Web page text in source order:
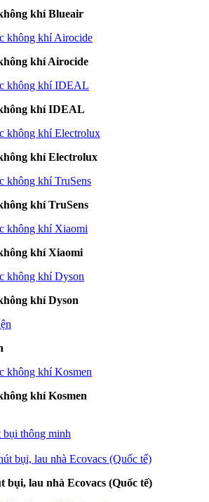
khí Blueair
khí Airocide
khí IDEAL
khí Electrolux
khí TruSens
khí Xiaomi
khí Dyson
khí Kosmen
bụi thông minh
bụi, lau nhà Ecovacs (Quốc tế)